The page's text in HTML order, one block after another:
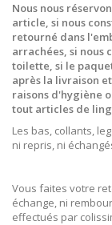
Nous nous
article, si nous
retourné dans
arrachées, si nous
toilette, si le
après la livraison
raisons d'hygiène
tout articles de
Les bas, collants,
ni repris, ni
Vous faites votre
échange, ni
effectués par